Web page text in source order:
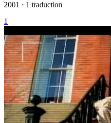
2001 · 1 traduction
1